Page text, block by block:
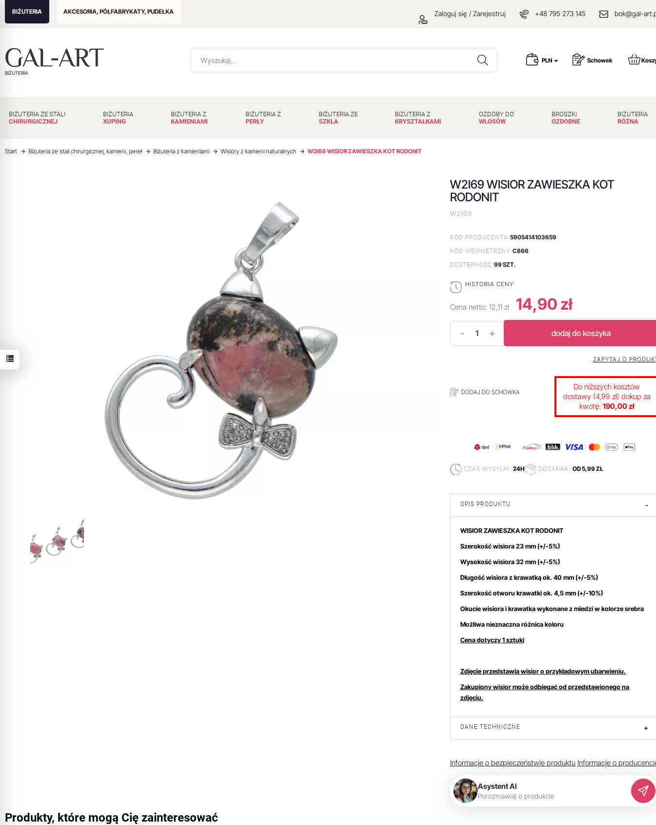
BIŻUTERIA AKCESORIA, PÓŁFABRYKATY, PUDEŁKA Zaloguj się / Zarejestruj +48 795 273 145 bok@gal-
BIŻUTERIA
Wyszukaj PLN Schowek
BIŻUTERIA ZE STALI
CHIRURGICZNEJ
BIŻUTERIA
XUPING
BIŻUTERIA Z
KAMIENIAMI
BIŻUTERIA Z
PERŁY
BIŻUTERIA ZE
SZKŁA
BIŻUTERIA Z
KRYSZTAŁKAMI
OZDOBY DO
WŁOSÓW
BROSZKI
OZDOBNE
BIŻUTERIA
RÓŻNA
Start Biżuteria ze stali chirurgicznej, kamieni, pereł Biżuteria z kamieniami Wisiory z kamieni naturalnych W2I69 WISIOR ZAWIESZKA KOT RODONIT
W2I69 WISIOR ZAWIESZKA KOT
RODONIT
W2I69
KOD PRODUCENTA:5905414103659
KOD WEWNĘTRZNY:C866
DOSTĘPNOŚĆ:99 SZT.
HISTORIA CENY
Cena netto: 12,11 zł 14,90 zł
- + dodaj do koszyka
DODAJ DO SCHOWKA
ZAPYTAJ O
Do niższych kosztów
dostawy (4,99 zł) dokup za
kwotę: 190,00 zł
CZAS WYSYŁKI: 24H DOSTAWA: OD 5,99 ZŁ
OPIS PRODUKTU -
WISIOR ZAWIESZKA KOT RODONIT
Szerokość wisiora 23 mm(+/-5%)
Wysokość wisiora 32 mm (+/-5%)
Długość wisiora z krawatką ok. 40 mm (+/-5%)
Szerokość otworu krawatki ok. 4,5 mm (+/-10%)
Okucie wisiora i krawatka wykonane z miedzi w kolorze srebra
Możliwa nieznaczna różnica koloru
Cena dotyczy 1 sztuki
Zdjęcie przedstawia wisior o przykładowym ubarwieniu.
Zakupiony wisior może odbiegać od przedstawionego na
zdjęciu.
DANE TECHNICZNE +
Informacje o bezpieczeństwie produktu Informacje o
Asystent AI
Porozmawiaj o produkcie
Produkty, które mogą Cię zainteresować